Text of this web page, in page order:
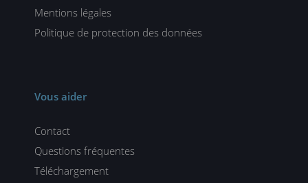
Mentions légales
Politique de protection des données
Vous aider
Contact
Questions fréquentes
Téléchargement